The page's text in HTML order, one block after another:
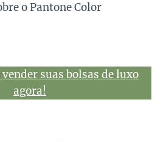
o Pantone Color
suas bolsas de luxo
agora!